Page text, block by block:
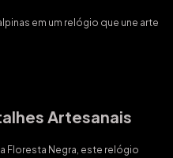
em um relógio que une arte
Artesanais
Floresta Negra, este relógio